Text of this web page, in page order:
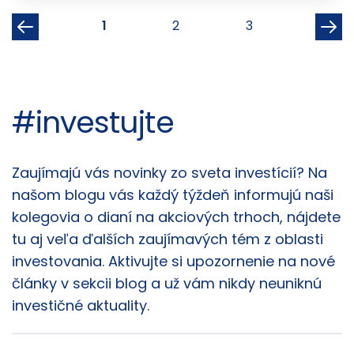
1 2 3
#investujte
Články
Zaujímajú vás novinky zo sveta investícií? Na
našom blogu vás každý týždeň informujú naši
kolegovia o dianí na akciových trhoch, nájdete
tu aj veľa ďalších zaujímavých tém z oblasti
investovania. Aktivujte si upozornenie na nové
články v sekcii blog a už vám nikdy neuniknú
investičné aktuality.